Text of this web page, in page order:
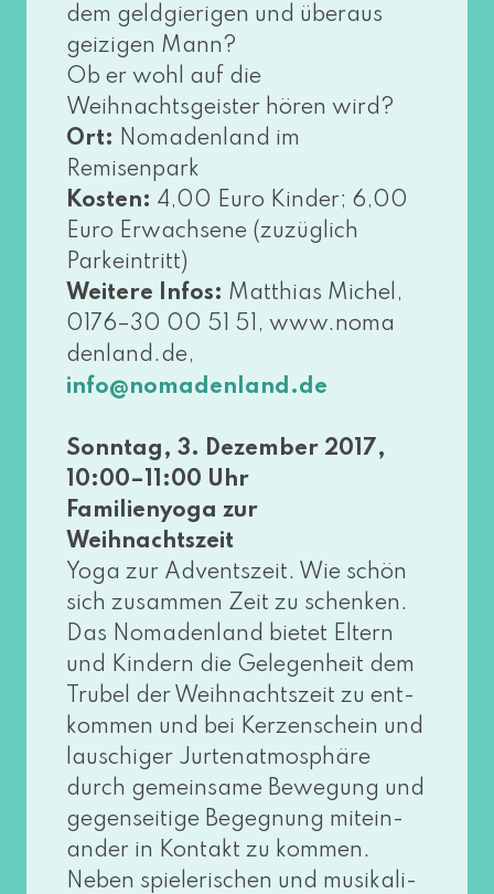
dem geld­gie­ri­gen und über­aus
gei­zi­gen Mann?
Ob er wohl auf die
Weihnachtsgeister hören wird?
Ort: Nomadenland im
Remisenpark
Kosten: 4,00 Euro Kinder; 6,00
Euro Erwachsene (zuzüg­lich
Parkeintritt)
Weitere Infos: Matthias Michel,
0176–30 00 51 51, www​.noma​
den​land​.de,
info@​nomadenland.​de
Sonntag, 3. Dezember 2017,
10:00–11:00 Uhr
Familienyoga zur
Weihnachtszeit
Yoga zur Adventszeit. Wie schön
sich zusam­men Zeit zu schen­ken.
Das Nomadenland bie­tet Eltern
und Kindern die Gelegenheit dem
Trubel der Weihnachtszeit zu ent­
kom­men und bei Kerzenschein und
lau­schi­ger Jurtenatmosphäre
durch gemein­sa­me Bewegung und
gegen­sei­ti­ge Begegnung mit­ein­
an­der in Kontakt zu kom­men.
Neben spie­le­ri­schen und musi­ka­li­